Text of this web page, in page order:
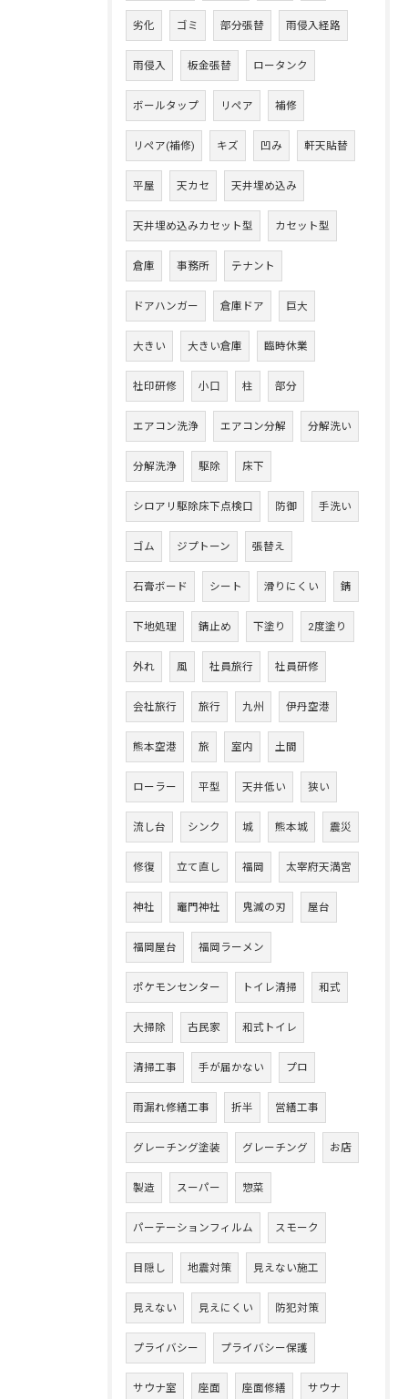
劣化 ゴミ 部分張替 雨侵入経路
雨侵入 板金張替 ロータンク
ボールタップ リペア 補修
リペア(補修) キズ 凹み 軒天貼替
平屋 天カセ 天井埋め込み
天井埋め込みカセット型 カセット型
倉庫 事務所 テナント
ドアハンガー 倉庫ドア 巨大
大きい 大きい倉庫 臨時休業
社印研修 小口 柱 部分
エアコン洗浄 エアコン分解 分解洗い
分解洗浄 駆除 床下
シロアリ駆除床下点検口 防御 手洗い
ゴム ジプトーン 張替え
石膏ボード シート 滑りにくい 錆
下地処理 錆止め 下塗り 2度塗り
外れ 風 社員旅行 社員研修
会社旅行 旅行 九州 伊丹空港
熊本空港 旅 室内 土間
ローラー 平型 天井低い 狭い
流し台 シンク 城 熊本城 震災
修復 立て直し 福岡 太宰府天満宮
神社 竈門神社 鬼滅の刃 屋台
福岡屋台 福岡ラーメン
ポケモンセンター トイレ清掃 和式
大掃除 古民家 和式トイレ
清掃工事 手が届かない プロ
雨漏れ修繕工事 折半 営繕工事
グレーチング塗装 グレーチング お店
製造 スーパー 惣菜
パーテーションフィルム スモーク
目隠し 地震対策 見えない施工
見えない 見えにくい 防犯対策
プライバシー プライバシー保護
サウナ室 座面 座面修繕 サウナ